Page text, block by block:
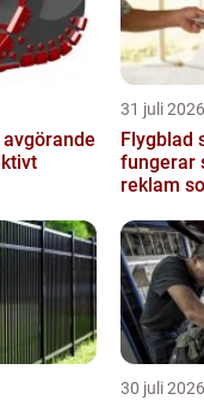
31 juli 2026
Flygblad
fungerar så gör du tryckt
reklam
30 juli 2026